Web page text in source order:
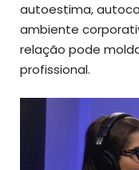
autoestima,
ambiente
relação pode
profissional.